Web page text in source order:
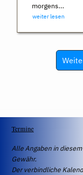
morgens...
weiter lesen
Termine
Alle Angaben in
Gewähr.
Der verbindliche